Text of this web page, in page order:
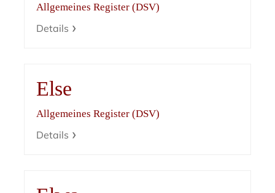
Allgemeines Register (DSV)
Details
Else
Allgemeines Register (DSV)
Details